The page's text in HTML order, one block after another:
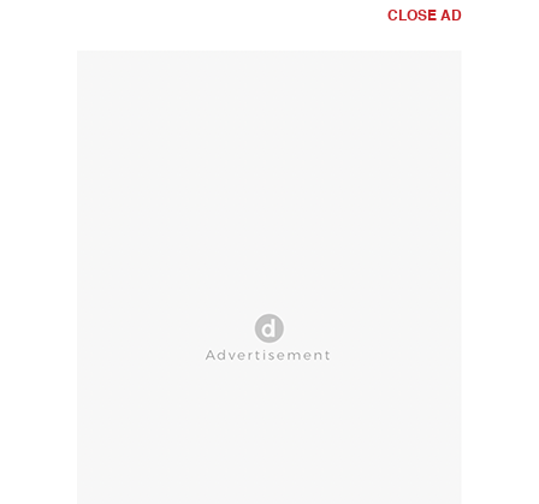
CLOSE AD